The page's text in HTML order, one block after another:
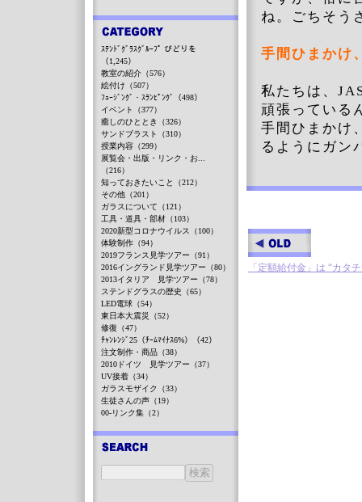
ね。ごちそう
手間ひまかけ
私たちは、
頑張っている
手間ひまかけ
るようにガ
「定額給付金」は “カタ
ｽﾃﾝﾄﾞｸﾞﾗｽｸﾞﾙｰﾌﾟ びどりを
（1,245）
教室の紹介（576）
絵付け（507）
ﾌｭｰｼﾞﾝｸﾞ・ｽﾗﾝﾋﾟﾝｸﾞ（498）
イベント（377）
癒しのひととき（326）
サンドブラスト（310）
授業内容（299）
展覧会・出版・リンク・お...
（216）
知っておきたいこと（212）
その他（201）
ガラスについて（121）
工具・道具・部材（103）
2020新型コロナウイルス（100）
体験制作（94）
2019フランス見学ツアー（91）
2016イングランド見学ツアー（80）
2013イタリア 見学ツアー（78）
ステンドグラスの歴史（65）
LED電球（54）
東日本大震災（52）
修復（47）
ﾁｬﾝﾚﾝｼﾞ25（ﾁｰﾑﾏｲﾅｽ6%）（42）
注文制作・商品（38）
2010ドイツ 見学ツアー（37）
UV接着（34）
ガラスモザイク（33）
生徒さんの声（19）
00-リンク集（2）